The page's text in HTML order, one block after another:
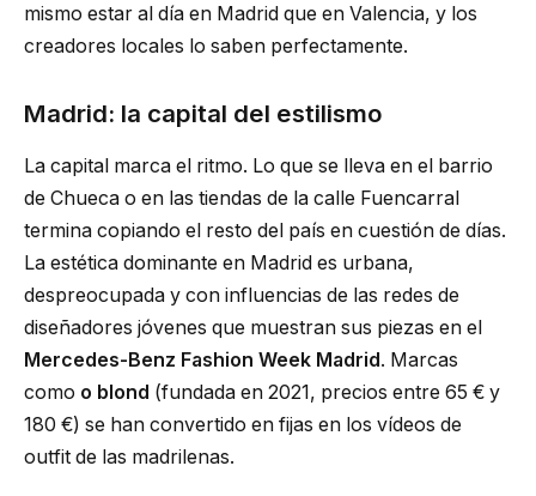
mismo estar al día en Madrid que en Valencia, y los
creadores locales lo saben perfectamente.
Madrid: la capital del estilismo
La capital marca el ritmo. Lo que se lleva en el barrio
de Chueca o en las tiendas de la calle Fuencarral
termina copiando el resto del país en cuestión de días.
La estética dominante en Madrid es urbana,
despreocupada y con influencias de las redes de
diseñadores jóvenes que muestran sus piezas en el
Mercedes-Benz Fashion Week Madrid. Marcas
como o blond (fundada en 2021, precios entre 65 € y
180 €) se han convertido en fijas en los vídeos de
outfit de las madrilenas.